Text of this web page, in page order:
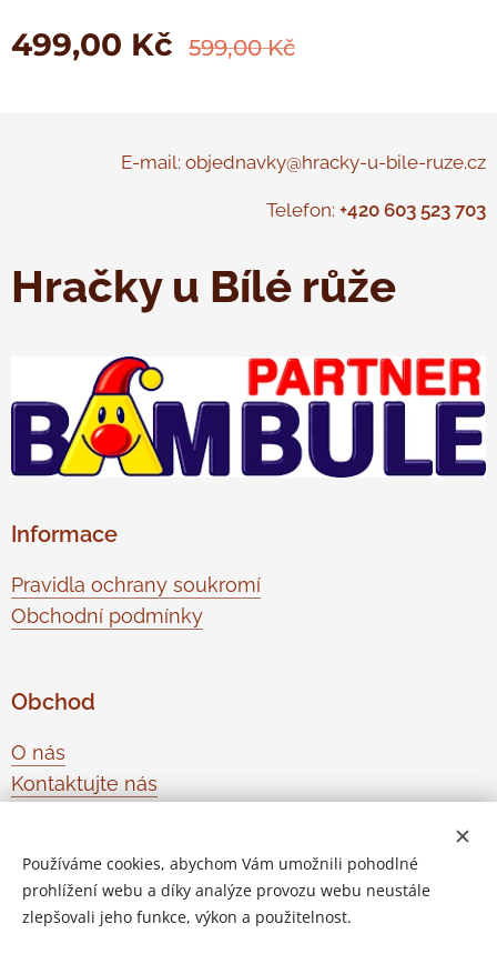
499,00 Kč 599,00Kč
E-mail: objednavky@hracky-u-bile-ruze.cz
Telefon: +420 603 523 703
Hračky u Bílé růže
Informace
Pravidla ochrany soukromí
Obchodní podmínky
Obchod
O nás
Kontaktujte nás
Vytvořeno službouWebnode Cookies
Používáme cookies, abychom Vám umožnili pohodlné
prohlížení webu a díky analýze provozu webu neustále
zlepšovali jeho funkce, výkon a použitelnost.